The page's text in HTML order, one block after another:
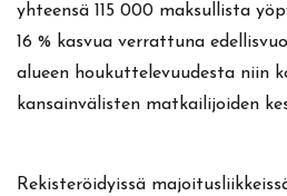
yhteensä 115 000 maksullista
16 % kasvua verrattuna
alueen houkuttelevuudesta niin
kansainvälisten matkailijoiden
Rekisteröidyissä